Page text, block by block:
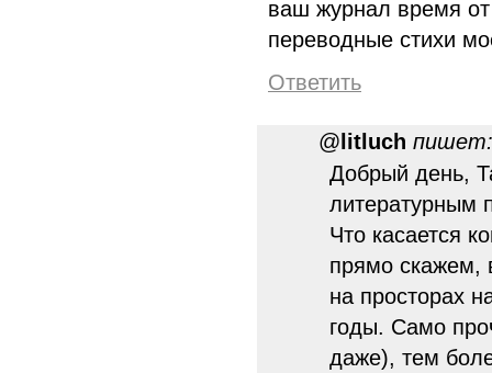
ваш журнал время
переводные стихи
Ответить
@ litluch пишет:
Добрый день,
литературным
Что касается
прямо скажем,
на просторах
годы. Само
даже), тем